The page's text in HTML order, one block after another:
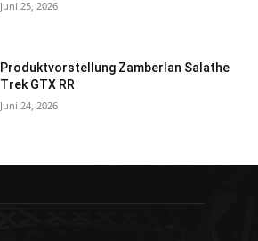
Juni 25, 2026
Produktvorstellung Zamberlan Salathe
Trek GTX RR
Juni 24, 2026